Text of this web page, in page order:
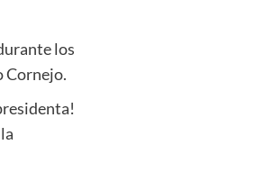
los
Cornejo.